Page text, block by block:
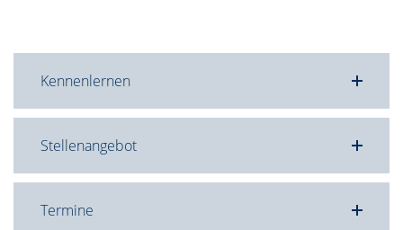
Kennenlernen
Stellenangebot
Termine